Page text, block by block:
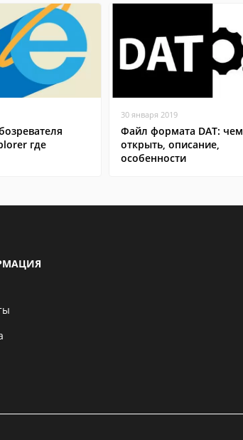
где
30 января 2019
Файл формата DAT: чем
открыть, описание,
особенности